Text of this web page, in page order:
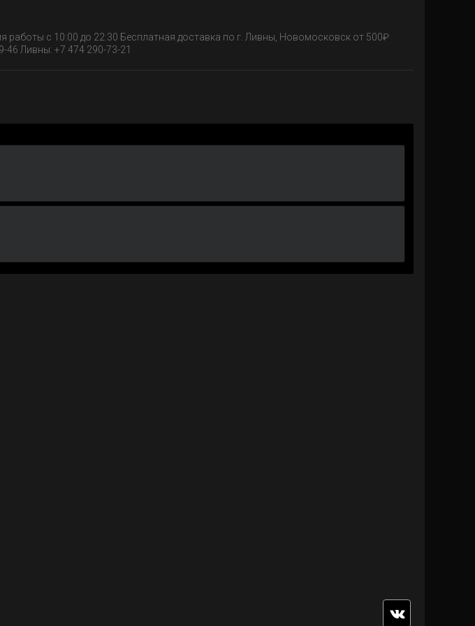
с 10:00 до 22:30 Бесплатная доставка по г. Ливны, Новомосковск от 500₽
46 Ливны: +7 474 290-73-21